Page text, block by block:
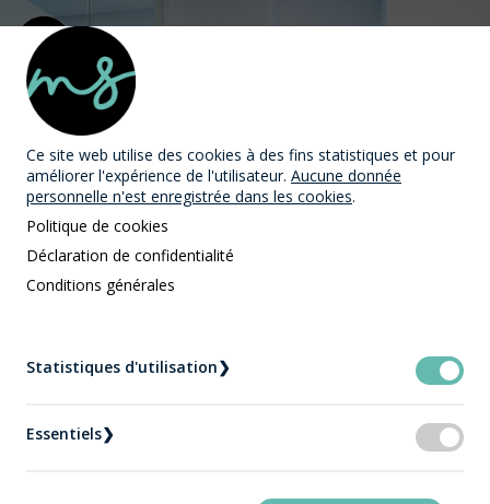
MAST Avocats
Accueil Expertises
Ce site web utilise des cookies à des fins statistiques et pour
améliorer l'expérience de l'utilisateur. Aucune donnée
personnelle n'est enregistrée dans les cookies.
Politique de cookies
Déclaration de confidentialité
Conditions générales
Statistiques d'utilisation❯
Essentiels❯